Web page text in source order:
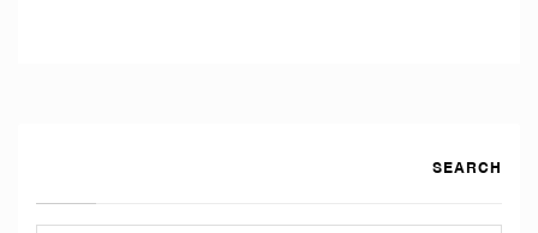
SEARCH